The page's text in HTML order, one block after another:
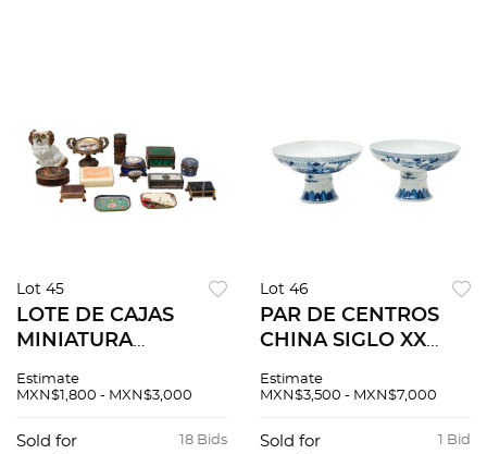
Lot 45
LOTE DE CAJAS
MINIATURA
ORIGENES SIGLO XX
diferentes
Estimate
MXN$1,800 - MXN$3,000
18 Bids
Sold for
Lot 46
PAR DE CENTROS
CHINA SIGLO XX
porcelana blanca
orgánica en color
Estimate
MXN$3,500 - MXN$7,000
1 Bid
Sold for